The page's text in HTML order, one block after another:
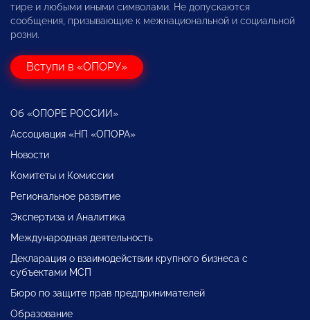
тире и любыми иными символами. Не допускаются
сообщения, призывающие к межнациональной и социальной
розни.
Вступи в «ОПОРУ»
Об «ОПОРЕ РОССИИ»
Ассоциация «НП «ОПОРА»
Новости
Комитеты и Комиссии
Региональное развитие
Экспертиза и Аналитика
Международная деятельность
Декларация о взаимодействии крупного бизнеса с
субъектами МСП
Бюро по защите прав предпринимателей
Образование